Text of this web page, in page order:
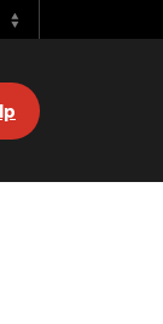
Switch